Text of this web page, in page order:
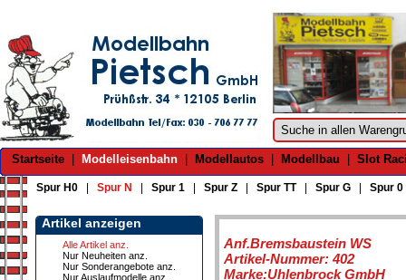
Startseite Modelleisenbahn Modellautos Modellbau Slot
Spur H0 Spur N Spur 1 Spur Z Spur TT| Spur G Spur 0
Artikel anzeigen
Alle Artikel anz.
Nur Neuheiten anz.
Nur Sonderangebote anz.
Nur Auslaufmodelle anz.
Anf.Bremsbaustein WS
Artikel-Nummer: 402
Marke:Uhlenbrock GmbH